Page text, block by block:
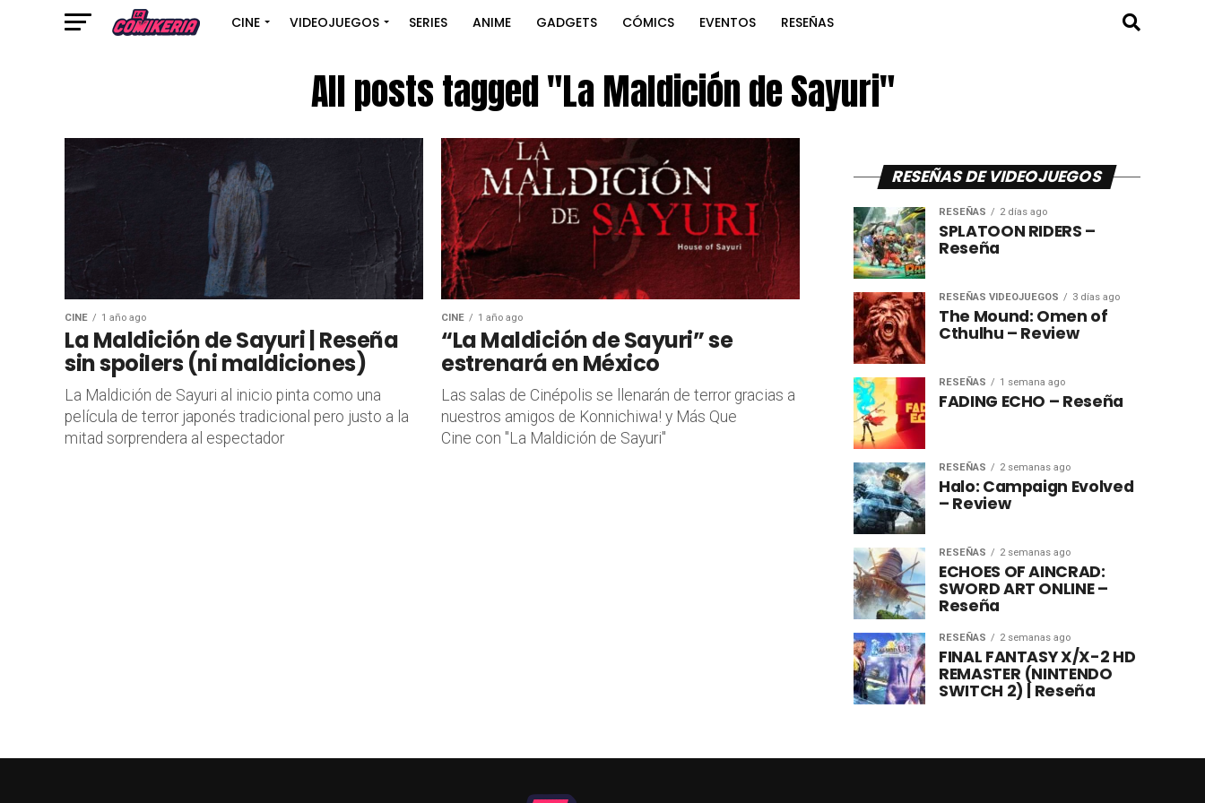
CINE VIDEOJUEGOS SERIES ANIME GADGETS CÓMICS EVENTOS RESEÑAS
All posts tagged "La Maldición de Sayuri"
CINE 1 año ago
La Maldición de Sayuri | Reseña
sin spoilers (ni maldiciones)
La Maldición de Sayuri al inicio pinta como una
película de terror japonés tradicional pero justo a la
mitad sorprendera al espectador
CINE 1 año ago
“La Maldición de Sayuri” se
estrenará en México
Las salas de Cinépolis se llenarán de terror gracias a
nuestros amigos de Konnichiwa! y Más Que
Cine con "La Maldición de Sayuri"
RESEÑAS DE VIDEOJUEGOS
RESEÑAS 2 días ago
SPLATOON RIDERS –
Reseña
RESEÑAS VIDEOJUEGOS 3 días ago
The Mound: Omen of
Cthulhu – Review
RESEÑAS 1 semana ago
FADING ECHO – Reseña
RESEÑAS 2 semanas ago
Halo: Campaign Evolved
– Review
RESEÑAS 2 semanas ago
ECHOES OF AINCRAD:
SWORD ART ONLINE –
Reseña
RESEÑAS 2 semanas ago
FINAL FANTASY X/X-2 HD
REMASTER (NINTENDO
SWITCH 2) | Reseña